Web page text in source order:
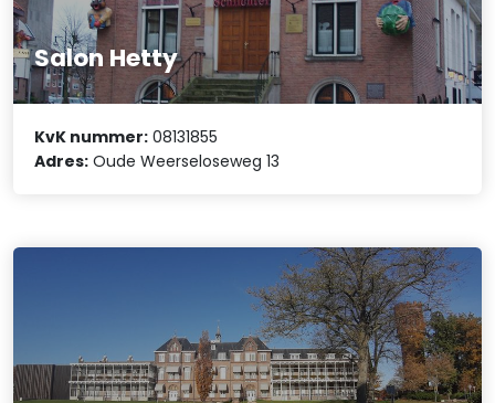
Salon Hetty
KvK nummer: 08131855
Adres: Oude Weerseloseweg 13